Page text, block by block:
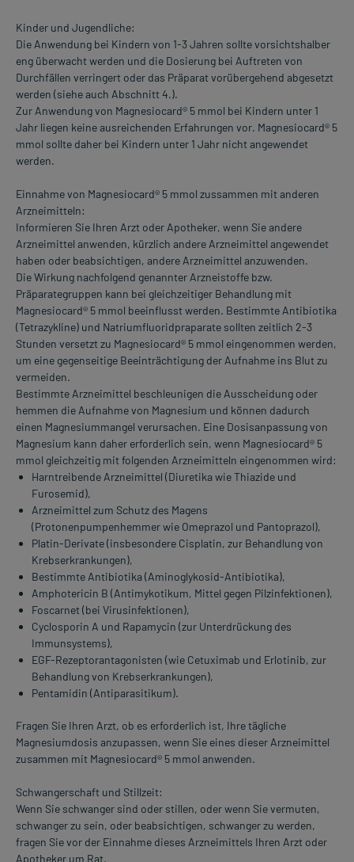
Kinder und Jugendliche:
Die Anwendung bei Kindern von 1-3 Jahren sollte vorsichtshalber
eng überwacht werden und die Dosierung bei Auftreten von
Durchfällen verringert oder das Präparat vorübergehend abgesetzt
werden (siehe auch Abschnitt 4.).
Zur Anwendung von Magnesiocard® 5 mmol bei Kindern unter 1
Jahr liegen keine ausreichenden Erfahrungen vor. Magnesiocard® 5
mmol sollte daher bei Kindern unter 1 Jahr nicht angewendet
werden.
Einnahme von Magnesiocard® 5 mmol zussammen mit anderen
Arzneimitteln:
Informieren Sie Ihren Arzt oder Apotheker, wenn Sie andere
Arzneimittel anwenden, kürzlich andere Arzneimittel angewendet
haben oder beabsichtigen, andere Arzneimittel anzuwenden.
Die Wirkung nachfolgend genannter Arzneistoffe bzw.
Präparategruppen kann bei gleichzeitiger Behandlung mit
Magnesiocard® 5 mmol beeinflusst werden. Bestimmte Antibiotika
(Tetrazykline) und Natriumfluoridpraparate sollten zeitlich 2-3
Stunden versetzt zu Magnesiocard® 5 mmol eingenommen werden,
um eine gegenseitige Beeinträchtigung der Aufnahme ins Blut zu
vermeiden.
Bestimmte Arzneimittel beschleunigen die Ausscheidung oder
hemmen die Aufnahme von Magnesium und können dadurch
einen Magnesiummangel verursachen. Eine Dosisanpassung von
Magnesium kann daher erforderlich sein, wenn Magnesiocard® 5
mmol gleichzeitig mit folgenden Arzneimitteln eingenommen wird:
Harntreibende Arzneimittel (Diuretika wie Thiazide und
Furosemid),
Arzneimittel zum Schutz des Magens
(Protonenpumpenhemmer wie Omeprazol und Pantoprazol),
Platin-Derivate (insbesondere Cisplatin, zur Behandlung von
Krebserkrankungen),
Bestimmte Antibiotika (Aminoglykosid-Antibiotika),
Amphotericin B (Antimykotikum, Mittel gegen Pilzinfektionen),
Foscarnet (bei Virusinfektionen),
Cyclosporin A und Rapamycin (zur Unterdrückung des
Immunsystems),
EGF-Rezeptorantagonisten (wie Cetuximab und Erlotinib, zur
Behandlung von Krebserkrankungen),
Pentamidin (Antiparasitikum).
Fragen Sie Ihren Arzt, ob es erforderlich ist, Ihre tägliche
Magnesiumdosis anzupassen, wenn Sie eines dieser Arzneimittel
zusammen mit Magnesiocard® 5 mmol anwenden.
Schwangerschaft und Stillzeit:
Wenn Sie schwanger sind oder stillen, oder wenn Sie vermuten,
schwanger zu sein, oder beabsichtigen, schwanger zu werden,
fragen Sie vor der Einnahme dieses Arzneimittels Ihren Arzt oder
Apotheker um Rat.